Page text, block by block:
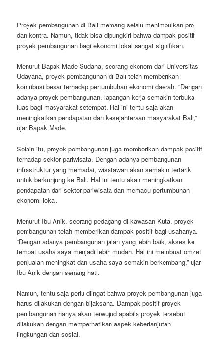
Proyek pembangunan di Bali memang selalu menimbulkan pro
dan kontra. Namun, tidak bisa dipungkiri bahwa dampak positif
proyek pembangunan bagi ekonomi lokal sangat signifikan.
Menurut Bapak Made Sudana, seorang ekonom dari Universitas
Udayana, proyek pembangunan di Bali telah memberikan
kontribusi besar terhadap pertumbuhan ekonomi daerah. “Dengan
adanya proyek pembangunan, lapangan kerja semakin terbuka
luas bagi masyarakat setempat. Hal ini tentu saja akan
meningkatkan pendapatan dan kesejahteraan masyarakat Bali,”
ujar Bapak Made.
Selain itu, proyek pembangunan juga memberikan dampak positif
terhadap sektor pariwisata. Dengan adanya pembangunan
infrastruktur yang memadai, wisatawan akan semakin tertarik
untuk berkunjung ke Bali. Hal ini tentu akan meningkatkan
pendapatan dari sektor pariwisata dan memacu pertumbuhan
ekonomi lokal.
Menurut Ibu Anik, seorang pedagang di kawasan Kuta, proyek
pembangunan telah memberikan dampak positif bagi usahanya.
“Dengan adanya pembangunan jalan yang lebih baik, akses ke
tempat usaha saya menjadi lebih mudah. Hal ini membuat omzet
penjualan meningkat dan usaha saya semakin berkembang,” ujar
Ibu Anik dengan senang hati.
Namun, tentu saja perlu diingat bahwa proyek pembangunan juga
harus dilakukan dengan bijaksana. Dampak positif proyek
pembangunan hanya akan terwujud apabila proyek tersebut
dilakukan dengan memperhatikan aspek keberlanjutan
lingkungan dan sosial.